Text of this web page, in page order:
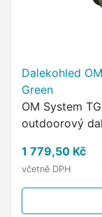
Dalekohled
Green
OM System
outdoorový
1 779,50 Kč
včetně DPH